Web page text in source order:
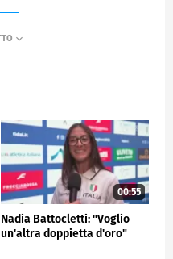
00:55
Nadia Battocletti: "Voglio
un'altra doppietta d'oro"